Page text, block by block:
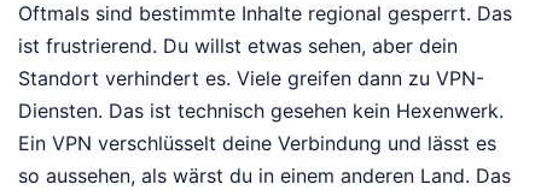
Oftmals sind bestimmte Inhalte regional gesperrt. Das
ist frustrierend. Du willst etwas sehen, aber dein
Standort verhindert es. Viele greifen dann zu VPN-
Diensten. Das ist technisch gesehen kein Hexenwerk.
Ein VPN verschlüsselt deine Verbindung und lässt es
so aussehen, als wärst du in einem anderen Land. Das